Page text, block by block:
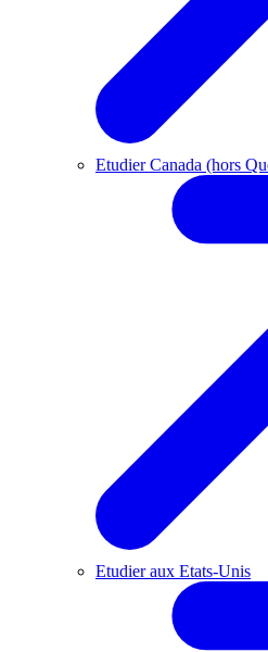
Etudier Canada (hors
Etudier aux Etats-Unis